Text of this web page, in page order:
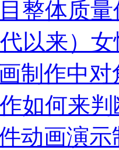
整体质
以来）
制作中
作如何来
动画演